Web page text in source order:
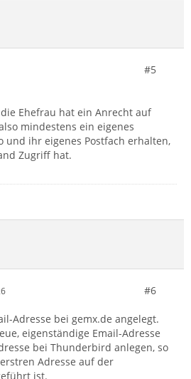
#5
Ehefrau hat ein Anrecht auf
mindestens ein eigenes
und ihr eigenes Postfach erhalten,
Zugriff hat.
#6
Adresse bei gemx.de angelegt.
eigenständige Email-Adresse
bei Thunderbird anlegen, so
Adresse auf der
ist.